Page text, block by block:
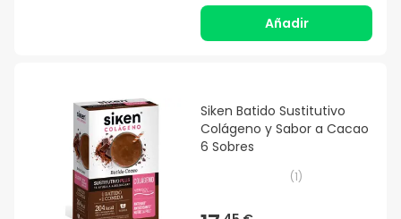
Añadir
Siken Batido Sustitutivo
Colágeno y Sabor a Cacao
6 Sobres
(1)